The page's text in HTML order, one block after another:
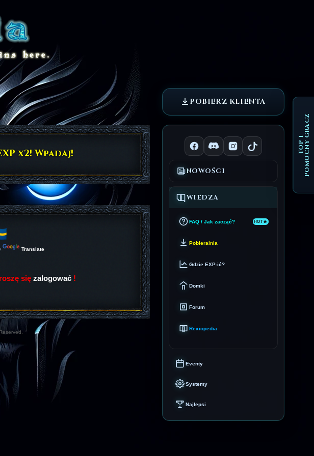
TOP 1POMOCNY GRACZ
POBIERZ KLIENTA
x2! Wpadaj!
Translate
się zalogować !
NOWOŚCI
WIEDZA
FAQ / Jak zacząć?
Pobieralnia
Gdzie EXP-ić?
Domki
Forum
Rexiopedia
Eventy
Systemy
Najlepsi